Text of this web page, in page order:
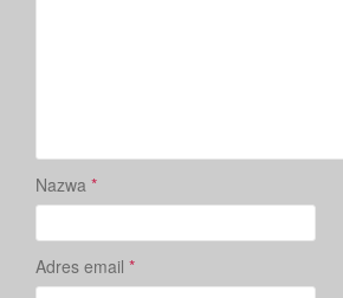
Nazwa *
Adres email *